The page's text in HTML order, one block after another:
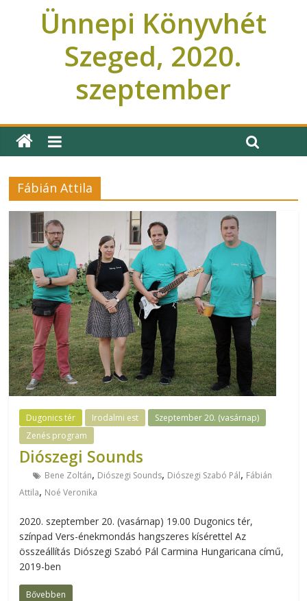
Ünnepi Könyvhét
Szeged, 2020.
szeptember
Fábián Attila
Dugonics tér Irodalmi est
Szeptember 20. (vasárnap)
Zenés program
Diószegi Sounds
Bene Zoltán, Diószegi Sounds, Diószegi Szabó Pál, Fábián
Attila, Noé Veronika
2020. szeptember 20. (vasárnap) 19.00 Dugonics tér,
színpad Vers-énekmondás hangszeres kísérettel Az
összeállítás Diószegi Szabó Pál Carmina Hungaricana című,
2019-ben
Bővebben